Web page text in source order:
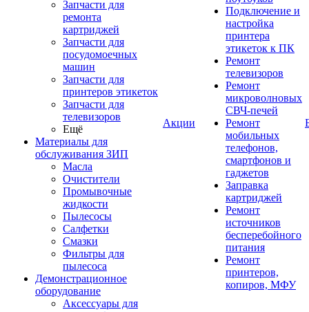
Запчасти для
ремонта
картриджей
Запчасти для
посудомоечных
машин
Запчасти для
принтеров этикеток
Запчасти для
телевизоров
Ещё
Материалы для
обслуживания ЗИП
Масла
Очистители
Промывочные
жидкости
Пылесосы
Салфетки
Смазки
Фильтры для
пылесоса
Демонстрационное
оборудование
Аксессуары для
Акции
Подключение и
настройка
принтера
этикеток к ПК
Ремонт
телевизоров
Ремонт
микроволновых
СВЧ-печей
Ремонт
мобильных
телефонов,
смартфонов и
гаджетов
Заправка
картриджей
Ремонт
источников
бесперебойного
питания
Ремонт
принтеров,
копиров, МФУ